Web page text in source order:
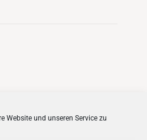
Website und unseren Service zu
und